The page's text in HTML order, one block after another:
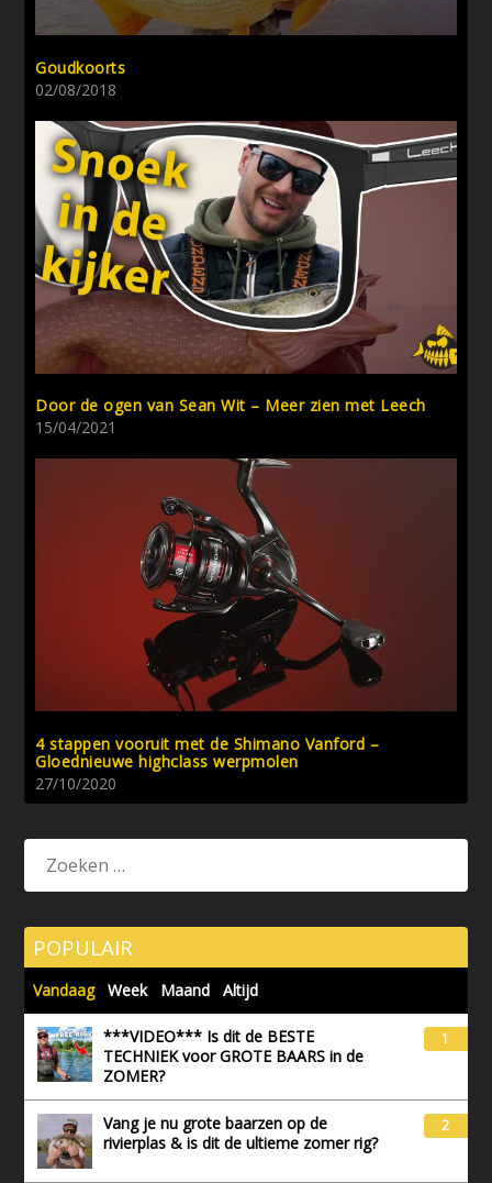
Goudkoorts
02/08/2018
Door de ogen van Sean Wit – Meer zien met Leech
15/04/2021
4 stappen vooruit met de Shimano Vanford –
Gloednieuwe highclass werpmolen
27/10/2020
POPULAIR
Vandaag Week Maand Altijd
***VIDEO*** Is dit de BESTE
TECHNIEK voor GROTE BAARS in de
ZOMER?
1
Vang je nu grote baarzen op de
rivierplas & is dit de ultieme zomer rig?
2